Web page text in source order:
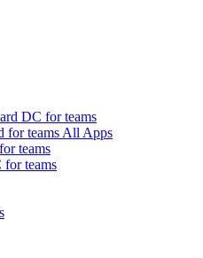
DC for teams
for teams All Apps
teams
for teams